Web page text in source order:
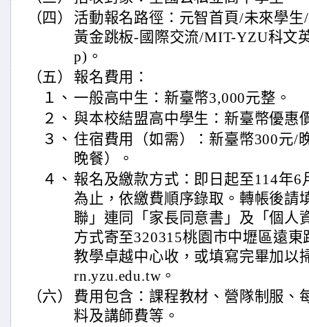
（四）
活動報名路徑：元智首頁/未來學
黃金跳板-國際交流/MIT-YZU科文
p)。
（五）
報名費用：
１、 一般高中生：新臺幣3,000元整。
２、 與本校結盟高中學生：新臺幣優惠
３、 住宿費用（如需）：新臺幣300元/
晚餐）。
４、 報名及繳款方式：即日起至114年6
為止，依繳費順序錄取。轉帳後請
聯」連同「家長同意書」及「個人
方式寄至320315桃園市中壢區遠
教學卓越中心收，或填寫完畢加以
rn.yzu.edu.tw。
（六）
費用包含：課程教材、營隊制服、
料及講師費等。